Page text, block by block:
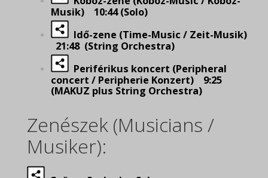
Musik) 10:44 (Solo)
Idő-zene (Time-Music / Zeit-Musik)
21:48 (String Orchestra)
Periférikus koncert (Peripheral
concert / Peripherie Konzert) 9:25
(MAKUZ plus String Orchestra)
Zenészek (Musicians /
Musiker):